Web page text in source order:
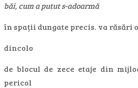
băi, cum a putut s-adoarmă
în spații dungate precis. va răsări
dincolo
de blocul de zece etaje din
pericol